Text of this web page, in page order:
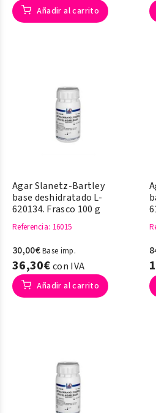
Añadir al carrito
Agar Slanetz-Bartley
base deshidratado L-
620134. Frasco 100 g
Referencia: 16015
30,00€Base imp.
36,30€con IVA
Añadir al carrito